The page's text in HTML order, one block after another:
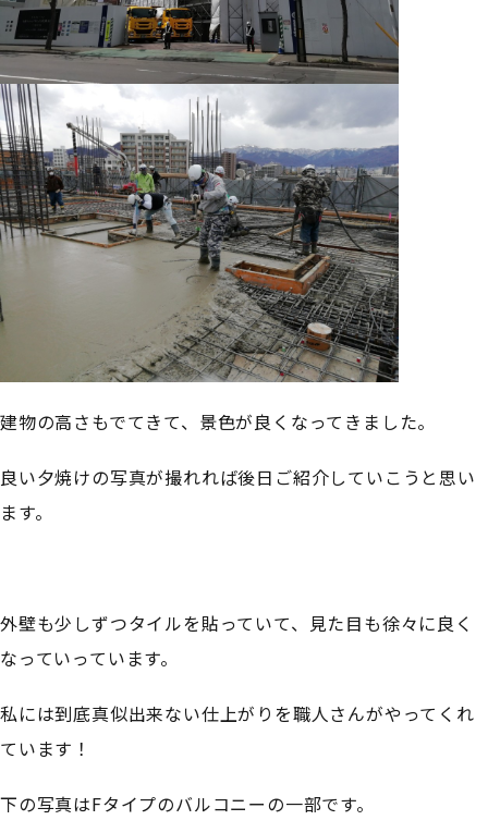
建物の高さもでてきて、景色が良くなってきました。
良い夕焼けの写真が撮れれば後日ご紹介していこうと思い
ます。
外壁も少しずつタイルを貼っていて、見た目も徐々に良く
なっていっています。
私には到底真似出来ない仕上がりを職人さんがやってくれ
ています！
下の写真はFタイプのバルコニーの一部です。